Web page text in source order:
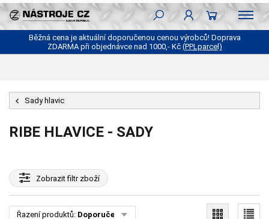
Běžná cena je aktuální doporučenou cenou výrobců! Doprava
ZDARMA při objednávce nad 1000,- Kč (PPLparcel)
Sady hlavic
RIBE HLAVICE - SADY
Zobrazitfiltr zboží
Řazení produktů: Doporučené